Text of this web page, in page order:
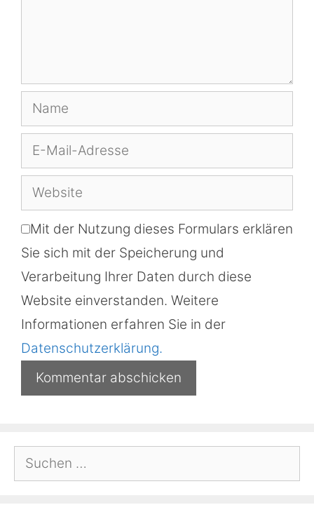
Name
E-
Mail-
Adresse
Website
Mit der Nutzung dieses Formulars erklären
Sie sich mit der Speicherung und
Verarbeitung Ihrer Daten durch diese
Website einverstanden. Weitere
Informationen erfahren Sie in der
Datenschutzerklärung.
Suchen